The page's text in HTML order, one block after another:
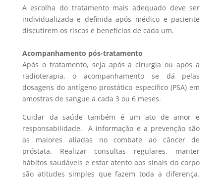
A escolha do tratamento mais adequado deve ser
individualizada e definida após médico e paciente
discutirem os riscos e benefícios de cada um.
Acompanhamento pós-tratamento
Após o tratamento, seja após a cirurgia ou após a
radioterapia, o acompanhamento se dá pelas
dosagens do antígeno prostático específico (PSA) em
amostras de sangue a cada 3 ou 6 meses.
Cuidar da saúde também é um ato de amor e
responsabilidade. A informação e a prevenção são
as maiores aliadas no combate ao câncer de
próstata. Realizar consultas regulares, manter
hábitos saudáveis e estar atento aos sinais do corpo
são atitudes simples que fazem toda a diferença.